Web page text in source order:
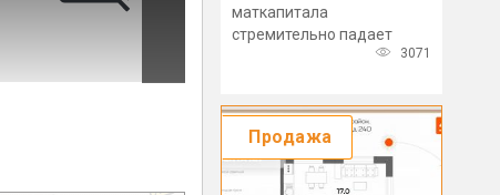
маткапитала
стремительно падает
3071
Продажа